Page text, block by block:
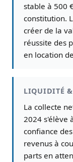
stable à 500
constitution.
créer de la
réussite des
en location
LIQUIDITÉ &
La collecte
2024 s'élève
confiance
revenus à
parts en